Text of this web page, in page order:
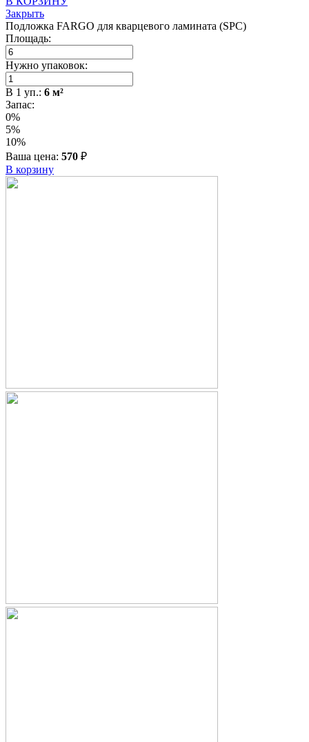
Закрыть
Подложка FARGO для кварцевого ламината (SPC)
Площадь:
Нужно упаковок:
В 1 уп.: 6 м²
Запас:
0%
5%
10%
Ваша цена: 570 ₽
В корзину